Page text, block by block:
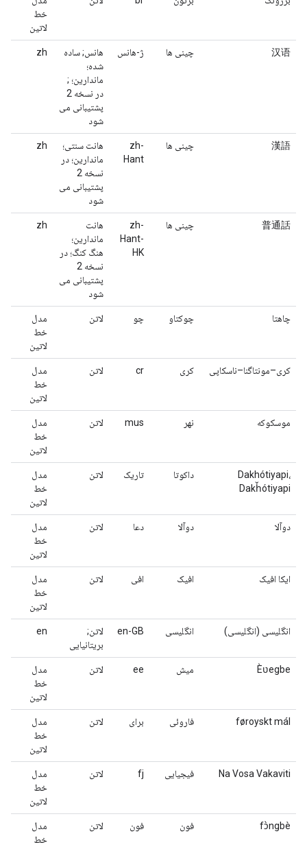
خط
لاتین
汉语 چینی ها ژ-هانس
هانس; ساده
شده؛
ماندارین؛ ;
در نسخه 2
پشتیبانی می
شود
zh
漢語 چینی ها
zh-
Hant
هانت سنتی؛
ماندارین؛ در
نسخه 2
پشتیبانی می
شود
zh
普通話 چینی ها
zh-
Hant-
HK
هانت
ماندارین؛
هنگ کنگ؛ در
نسخه 2
پشتیبانی می
شود
zh
چاهتا چوکتاو چو لاتن
مدل
خط
لاتین
کری–مونتاگنا–ناسکاپی کری cr لاتن
مدل
خط
لاتین
موسکوکه نهر mus لاتن
مدل
خط
لاتین
Dakhótiyapi،
Dakȟótiyapi
داکوتا تاریک لاتن
مدل
خط
لاتین
دوآلا دوآلا دعا لاتن
مدل
خط
لاتین
ایکا افیک افیک افی لاتن
مدل
خط
لاتین
انگلیسی (انگلیسی) انگلیسی en-GB
لاتن;
بریتانیایی
en
Èʋegbe میش ee لاتن
مدل
خط
لاتین
føroyskt mál فاروئی برای لاتن
مدل
خط
لاتین
Na Vosa Vakaviti فیجیایی fj لاتن
مدل
خط
لاتین
fɔ̀ngbè فون فون لاتن
مدل
خط